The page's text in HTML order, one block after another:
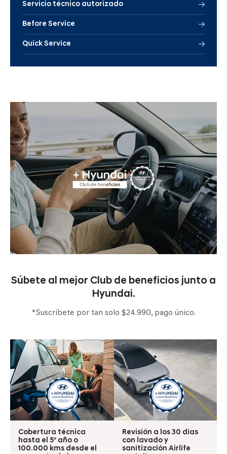
Servicio técnico autorizado
Before Service
Quick Service
Súbete al mejor Club de beneficios junto a
Hyundai.
*Suscríbete por tan solo $24.990, pago único.
Cobertura técnica
hasta el 5º año o
100.000 kms desde el
Revisión a los 30 días
con lavado y
sanitización Airlife